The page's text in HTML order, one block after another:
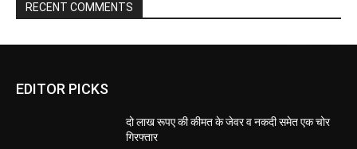
RECENT COMMENTS
EDITOR PICKS
दो लाख रूपए की कीमत के जेवर व नकदी समेत एक चोर
गिरफ्तार